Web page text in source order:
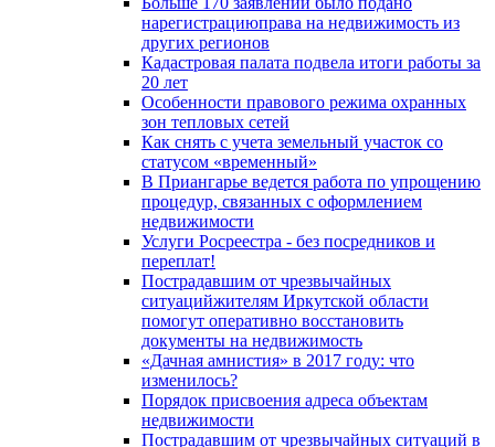
нарегистрациюправа на недвижимость из
других регионов
Кадастровая палата подвела итоги работы за
20 лет
Особенности правового режима охранных
зон тепловых сетей
Как снять с учета земельный участок со
статусом «временный»
В Приангарье ведется работа по упрощению
процедур, связанных с оформлением
недвижимости
Услуги Росреестра - без посредников и
переплат!
Пострадавшим от чрезвычайных
ситуацийжителям Иркутской области
помогут оперативно восстановить
документы на недвижимость
«Дачная амнистия» в 2017 году: что
изменилось?
Порядок присвоения адреса объектам
недвижимости
Пострадавшим от чрезвычайных ситуаций в